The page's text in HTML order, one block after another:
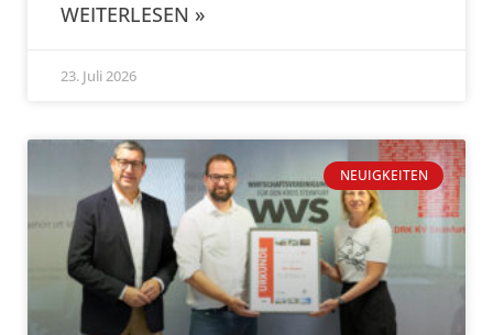
WEITERLESEN »
23. Juli 2026
NEUIGKEITEN